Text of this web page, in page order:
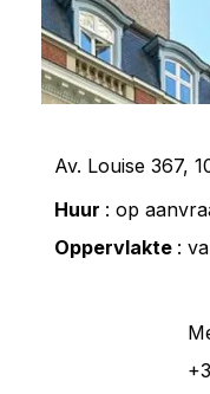
Av. Louise 367,
Huur : op
Oppervlakte :